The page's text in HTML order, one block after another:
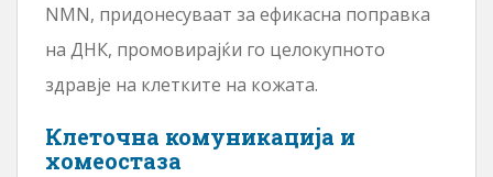
NMN, придонесуваат за ефикасна поправка
на ДНК, промовирајќи го целокупното
здравје на клетките на кожата.
Клеточна комуникација и
хомеостаза